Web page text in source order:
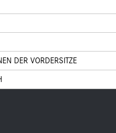
DER VORDERSITZE